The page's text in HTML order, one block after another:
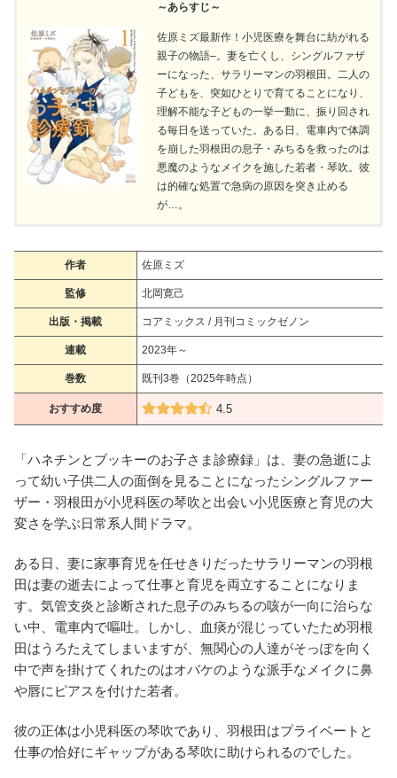
～あらすじ～
佐原ミズ最新作！小児医療を舞台に紡がれる
親子の物語–。妻を亡くし、シングルファザ
ーになった、サラリーマンの羽根田。二人の
子どもを、突如ひとりで育てることになり、
理解不能な子どもの一挙一動に、振り回され
る毎日を送っていた。ある日、電車内で体調
を崩した羽根田の息子・みちるを救ったのは
悪魔のようなメイクを施した若者・琴吹。彼
は的確な処置で急病の原因を突き止める
が…。
作者 佐原ミズ
監修 北岡寛己
出版・掲載 コアミックス / 月刊コミックゼノン
連載 2023年～
巻数 既刊3巻（2025年時点）
おすすめ度 4.5
「ハネチンとブッキーのお子さま診療録」は、妻の急逝によ
って幼い子供二人の面倒を見ることになったシングルファー
ザー・羽根田が小児科医の琴吹と出会い小児医療と育児の大
変さを学ぶ日常系人間ドラマ。
ある日、妻に家事育児を任せきりだったサラリーマンの羽根
田は妻の逝去によって仕事と育児を両立することになりま
す。気管支炎と診断された息子のみちるの咳が一向に治らな
い中、電車内で嘔吐。しかし、血痰が混じっていたため羽根
田はうろたえてしまいますが、無関心の人達がそっぽを向く
中で声を掛けてくれたのはオバケのような派手なメイクに鼻
や唇にピアスを付けた若者。
彼の正体は小児科医の琴吹であり、羽根田はプライベートと
仕事の恰好にギャップがある琴吹に助けられるのでした。